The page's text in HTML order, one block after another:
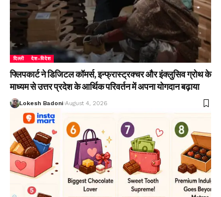
दिल्ली देश-विदेश
फ्लिपकार्ट ने डिजिटल कॉमर्स, इन्फ्रास्ट्रक्चर और इंक्लुसिव ग्रोथ के
माध्यम से उत्तर प्रदेश के आर्थिक परिवर्तन में अपना योगदान बढ़ाया
Lokesh Badoni August 4, 2026